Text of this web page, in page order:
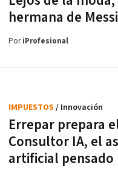
hermana de Messi
PoriProfesional
Errepar prepara
Consultor IA, el
artificial pensado
IMPUESTOS / Innovación